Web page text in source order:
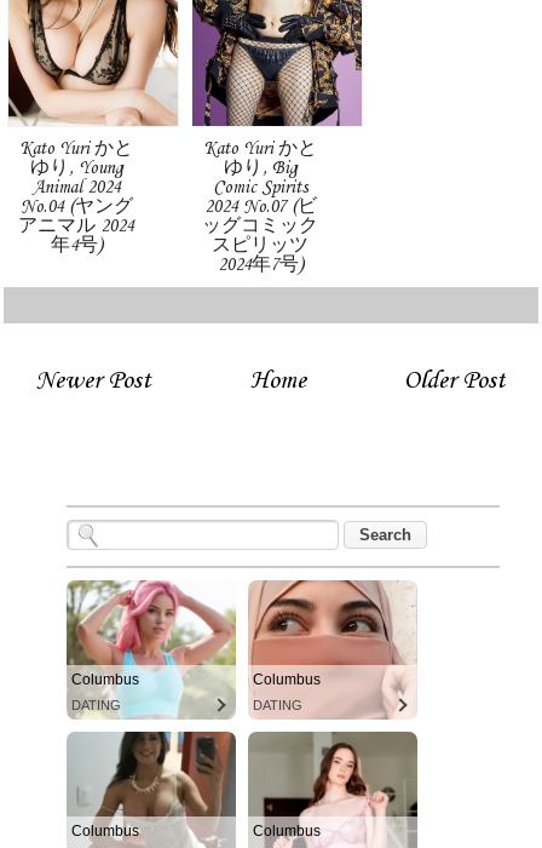
Kato Yuri かと
ゆり, Young
Animal 2024
No.04 (ヤング
アニマル 2024
年4号)
Kato Yuri かと
ゆり, Big
Comic Spirits
2024 No.07 (ビ
ッグコミック
スピリッツ
2024年7号)
Newer Post Older Post
Home
Columbus
DATING
Columbus
DATING
Columbus Columbus